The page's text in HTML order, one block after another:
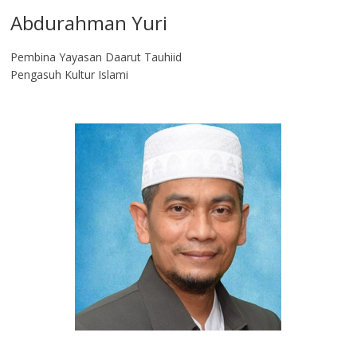
Abdurahman Yuri
Pembina Yayasan Daarut Tauhiid
Pengasuh Kultur Islami